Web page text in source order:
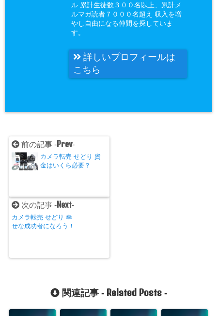
ル 累計生徒数３００名以上、累計メ
ルマガ読者７０００名超え 収入を増
やし自由になる仲間を探していま
す。
詳しいプロフィールは
こちら
前の記事 - Prev-
カメラ転売 せどり 資
金はいくら必要？
次の記事 - Next-
カメラ転売 せどり 幸
せな成功者になろう！
関連記事 - Related Posts-